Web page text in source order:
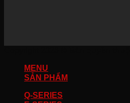
MENU
SẢN PHẨM
Q-SERIES